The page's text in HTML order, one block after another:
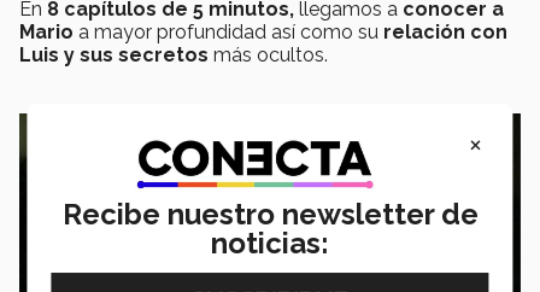
En 8 capítulos de 5 minutos, llegamos a conocer a
Mario a mayor profundidad así como su relación con
Luis y sus secretos más ocultos.
×
Recibe nuestro newsletter de
noticias: